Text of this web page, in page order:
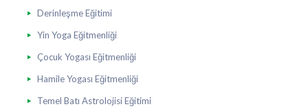
Derinleşme Eğitimi
Yin Yoga Eğitmenliği
Çocuk Yogası Eğitmenliği
Hamile Yogası Eğitmenliği
Temel Batı Astrolojisi Eğitimi